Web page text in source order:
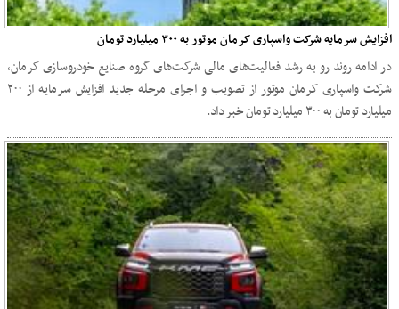
افزایش سرمایه شرکت واسپاری کرمان موتور به ۳۰۰ میلیارد تومان
در ادامه روند رو به رشد فعالیت‌های مالی شرکت‌های گروه صنایع خودروسازی کرمان،
شرکت واسپاری کرمان موتور از تصویب و اجرای مرحله جدید افزایش سرمایه از ۲۰۰
میلیارد تومان به ۳۰۰ میلیارد تومان خبر داد.